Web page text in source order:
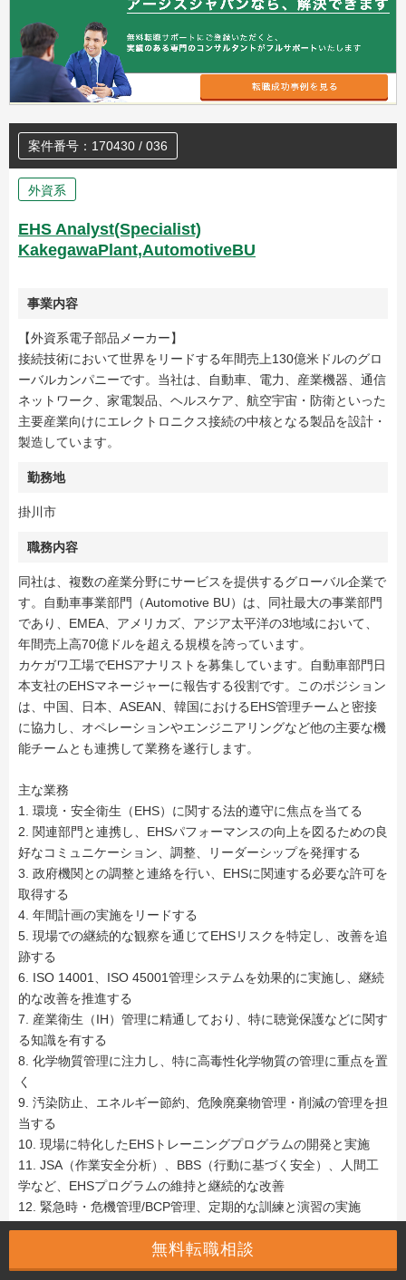
案件番号：170430 / 036
外資系
EHS Analyst(Specialist)
KakegawaPlant,AutomotiveBU
事業内容
【外資系電子部品メーカー】
接続技術において世界をリードする年間売上130億米ドルのグロ
ーバルカンパニーです。当社は、自動車、電力、産業機器、通信
ネットワーク、家電製品、ヘルスケア、航空宇宙・防衛といった
主要産業向けにエレクトロニクス接続の中核となる製品を設計・
製造しています。
勤務地
掛川市
職務内容
同社は、複数の産業分野にサービスを提供するグローバル企業で
す。自動車事業部門（Automotive BU）は、同社最大の事業部門
であり、EMEA、アメリカズ、アジア太平洋の3地域において、
年間売上高70億ドルを超える規模を誇っています。
カケガワ工場でEHSアナリストを募集しています。自動車部門日
本支社のEHSマネージャーに報告する役割です。このポジション
は、中国、日本、ASEAN、韓国におけるEHS管理チームと密接
に協力し、オペレーションやエンジニアリングなど他の主要な機
能チームとも連携して業務を遂行します。
主な業務
1. 環境・安全衛生（EHS）に関する法的遵守に焦点を当てる
2. 関連部門と連携し、EHSパフォーマンスの向上を図るための良
好なコミュニケーション、調整、リーダーシップを発揮する
3. 政府機関との調整と連絡を行い、EHSに関連する必要な許可を
取得する
4. 年間計画の実施をリードする
5. 現場での継続的な観察を通じてEHSリスクを特定し、改善を追
跡する
6. ISO 14001、ISO 45001管理システムを効果的に実施し、継続
的な改善を推進する
7. 産業衛生（IH）管理に精通しており、特に聴覚保護などに関す
る知識を有する
8. 化学物質管理に注力し、特に高毒性化学物質の管理に重点を置
く
9. 汚染防止、エネルギー節約、危険廃棄物管理・削減の管理を担
当する
10. 現場に特化したEHSトレーニングプログラムの開発と実施
11. JSA（作業安全分析）、BBS（行動に基づく安全）、人間工
学など、EHSプログラムの維持と継続的な改善
12. 緊急時・危機管理/BCP管理、定期的な訓練と演習の実施
13. EHSマネージャーから指示されたその他の業務。
無料転職相談